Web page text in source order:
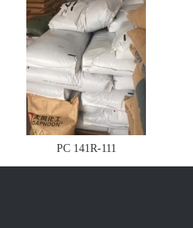
PC 141R-111